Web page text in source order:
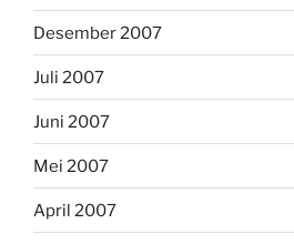
Desember 2007
Juli 2007
Juni 2007
Mei 2007
April 2007